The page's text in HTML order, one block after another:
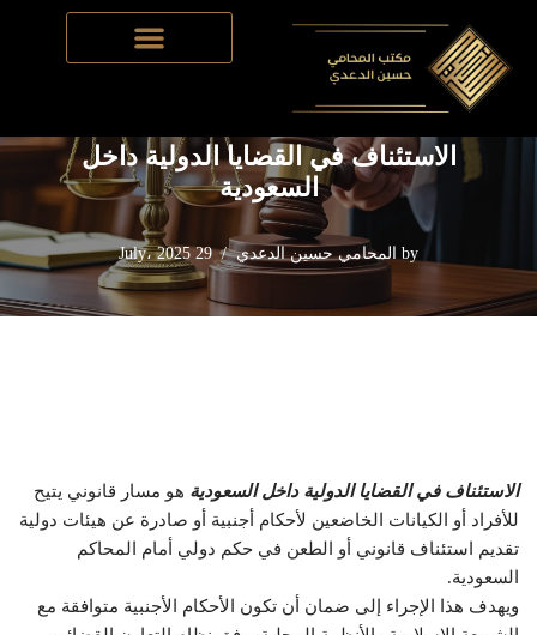
Skip
Home
-القضايا الدولية في السعودية
الاستئناف في القضايا الدولية
الاستئناف في القضايا الدولية داخل
السعودية
by المحامي حسين الدعدي 29 July، 2025
الاستئناف في القضايا الدولية داخل السعودية هو مسار قانوني يتيح
للأفراد أو الكيانات الخاضعين لأحكام أجنبية أو صادرة عن هيئات دولية
تقديم استئناف قانوني أو الطعن في حكم دولي أمام المحاكم
السعودية.
ويهدف هذا الإجراء إلى ضمان أن تكون الأحكام الأجنبية متوافقة مع